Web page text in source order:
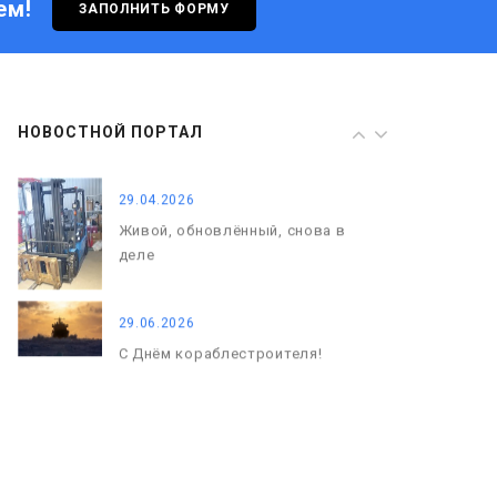
ЗАПОЛНИТЬ ФОРМУ
НОВОСТНОЙ ПОРТАЛ
С Днём кораблестроителя!
С Днём Победы. Память, которая
29.04.2026
Живой, обновлённый, снова в
деле
29.06.2026
С Днём кораблестроителя!